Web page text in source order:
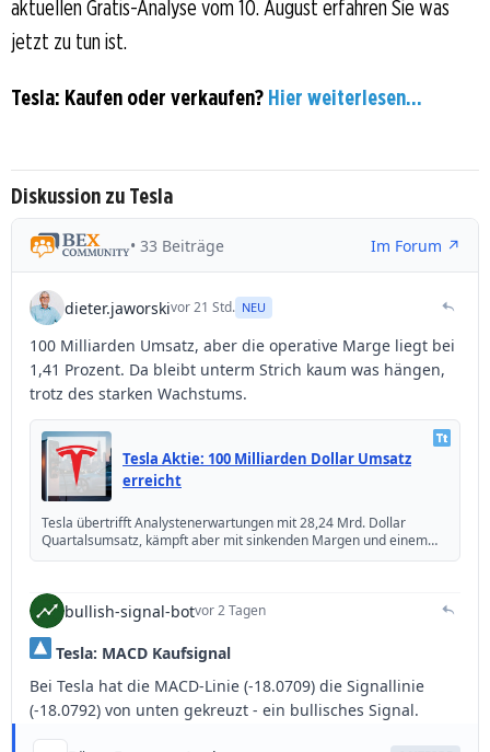
aktuellen Gratis-Analyse vom 10. August erfahren Sie was
jetzt zu tun ist.
Tesla: Kaufen oder verkaufen? Hier weiterlesen...
Diskussion zu Tesla